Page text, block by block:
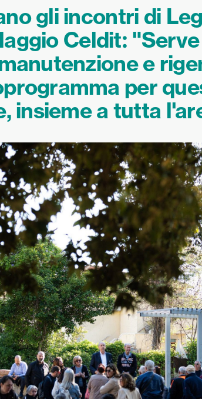
gli incontri di
Celdit:
e
per
insieme a tutta